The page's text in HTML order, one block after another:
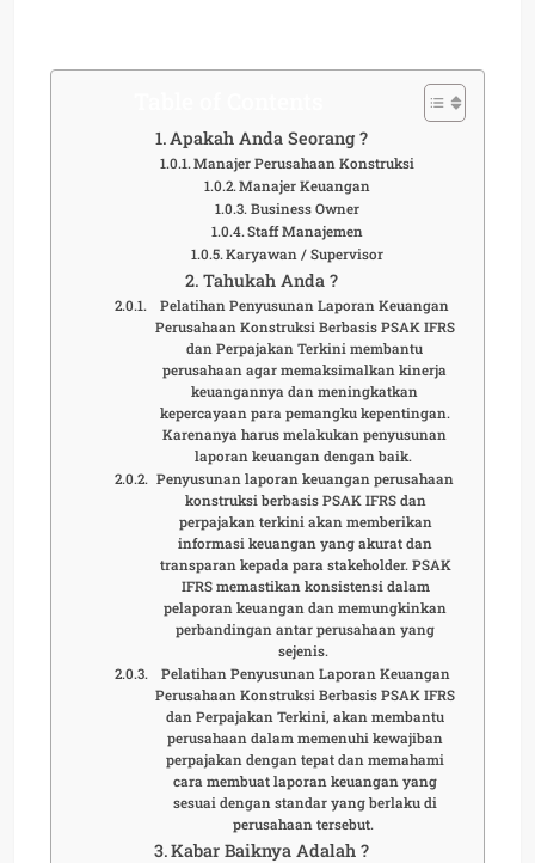
Apakah Anda Seorang ?
Manajer Perusahaan Konstruksi
Manajer Keuangan
Business Owner
Staff Manajemen
Karyawan / Supervisor
Tahukah Anda ?
Pelatihan Penyusunan Laporan Keuangan
Perusahaan Konstruksi Berbasis PSAK IFRS
dan Perpajakan Terkini membantu
perusahaan agar memaksimalkan kinerja
keuangannya dan meningkatkan
kepercayaan para pemangku kepentingan.
Karenanya harus melakukan penyusunan
laporan keuangan dengan baik.
Penyusunan laporan keuangan perusahaan
konstruksi berbasis PSAK IFRS dan
perpajakan terkini akan memberikan
informasi keuangan yang akurat dan
transparan kepada para stakeholder. PSAK
IFRS memastikan konsistensi dalam
pelaporan keuangan dan memungkinkan
perbandingan antar perusahaan yang
sejenis.
Pelatihan Penyusunan Laporan Keuangan
Perusahaan Konstruksi Berbasis PSAK IFRS
dan Perpajakan Terkini, akan membantu
perusahaan dalam memenuhi kewajiban
perpajakan dengan tepat dan memahami
cara membuat laporan keuangan yang
sesuai dengan standar yang berlaku di
perusahaan tersebut.
Kabar Baiknya Adalah ?